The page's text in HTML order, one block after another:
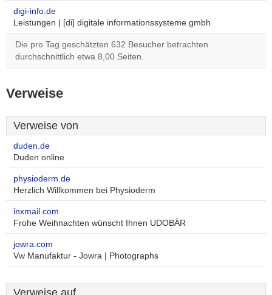
digi-info.de
Leistungen | [di] digitale informationssysteme gmbh
Die pro Tag geschätzten 632 Besucher betrachten
durchschnittlich etwa 8,00 Seiten.
Verweise
Verweise von
duden.de
Duden online
physioderm.de
Herzlich Willkommen bei Physioderm
inxmail.com
Frohe Weihnachten wünscht Ihnen UDOBÄR
jowra.com
Vw Manufaktur - Jowra | Photographs
Verweise auf